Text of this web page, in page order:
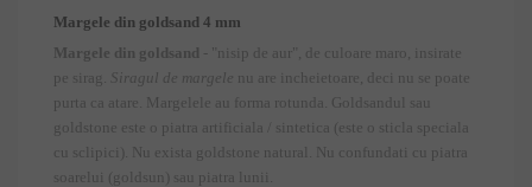
Margele din goldsand 4 mm
Margele din goldsand - "nisip de aur", de culoare maro, insirate
pe sirag.
Siragul de margele
nu are incheietoare, deci nu se poate
purta ca atare. Margelele au forma rotunda. Goldsandul sau
goldstone este o piatra artificiala / sintetica (este o sticla speciala
cu sclipici). Nu exista goldstone natural. Nu confundati cu piatra
soarelui (goldsun) sau piatra lunii.